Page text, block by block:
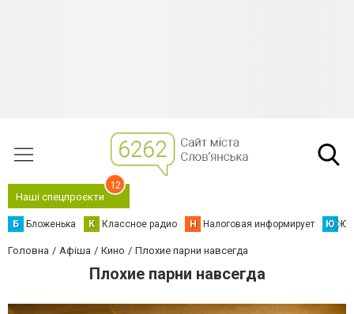
Наші спецпроєкти
12
Б Бложенька К Классное радио Н Налоговая информирует Ю
Головна Афіша Кино Плохие парни навсегда
Плохие парни навсегда